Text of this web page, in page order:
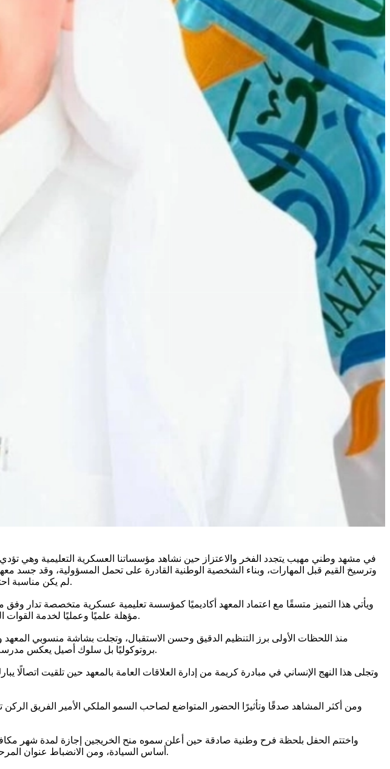
في مشهد وطني مهيب يتجدد الفخر والاعتزاز حين نشاهد مؤسساتنا العسكرية التعليمية وهي
لم يكن مناسبة احتفالية عابرة بل لوحة وطنية متكاملة عكست وعي القيادات ورسوخ المنهج وعمق الرسالة العسكرية التعليمية.
ويأتي هذا التميز متسقًا مع اعتماد المعهد أكاديميًا كمؤسسة تعليمية عسكرية متخصصة تدار وفق
مؤهلة علميًا وعمليًا لخدمة القوات الجوية الملكية السعودية بما يعزز الجاهزية الوطنية، ويرفع كفاءة الأداء في أحد أكثر القطاعات حساسية وأهمية.
منذ اللحظات الأولى برز التنظيم الدقيق وحسن الاستقبال، وتجلت بشاشة منسوبي
بروتوكوليًا بل سلوك أصيل يعكس مدرسة عسكرية تعلي من قيمة الاحترام وتضع الإنسان في صميم اهتمامها، وتترجم القيم إلى ممارسة يومية راسخة.
وتجلى هذا النهج الإنساني في مبادرة كريمة من إدارة العلاقات العامة بالمعهد حين تلقيت
ومن أكثر المشاهد صدقًا وتأثيرًا الحضور المتواضع لصاحب السمو الملكي الأمير الفريق الركن
واختتم الحفل بلحظة فرح وطنية صادقة حين أعلن سموه منح الخريجين إجازة لمدة شهر
أساس السيادة، ومن الانضباط عنوان المرحلة، فحفظ الله قيادتنا الرشيدة، وحفظ وطننا شامخًا برجاله قويًا بقيمه، وماضيًا بثقة نحو مستقبل يليق بعظمته.